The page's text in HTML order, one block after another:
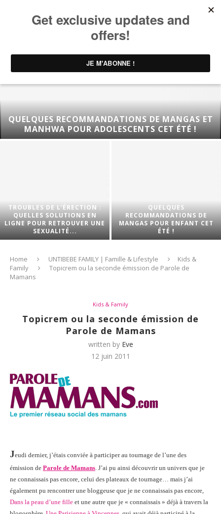
QUELQUES RECOMMANDATIONS DE MANGAS ET
MANHWA POUR ADOLESCENTS CET ÉTÉ !
TROUBLES DE L’ÉRECTION :
QUELLES SOLUTIONS EN
LIGNE POUR RETROUVER UNE
SEXUALITÉ...
QUELQUES
RECOMMANDATIONS DE
MANGAS POUR ENFANT CET
ÉTÉ !
Home UNTIBEBE FAMILY | Famille & Lifestyle
Kids &
Family
Topicrem ou la seconde émission de Parole de
Mamans
Kids & Family
Topicrem ou la seconde émission de
Parole de Mamans
written by Eve
12 juin 2011
Jeudi dernier, j’étais conviée à participer au tournage de l’une des
émission de Parole de Mamans. J’ai pu ainsi découvrir un univers que je
ne connaissais pas encore, celui des plateaux de tournage… mais j’ai
également pu rencontrer une bloggeuse que je ne connaissais pas encore,
Dans la peau d’une fille et une autre que je « connaissais » déjà à travers la